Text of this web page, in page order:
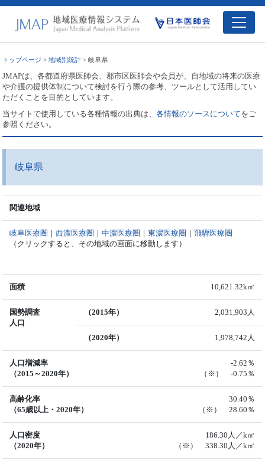
トップページ >地域別統計 > 岐阜県
JMAPは、各都道府県医師会、郡市区医師会や会員が、自地域の将来の医療
や介護の提供体制について検討を行う際の参考、ツールとして活用してい
ただくことを目的としています。
当サイトで使用している各種情報の出典は、各情報のソースについてをご
参照ください。
岐阜県
関連地域
岐阜医療圏 ｜西濃医療圏 ｜中濃医療圏 ｜東濃医療圏 ｜飛騨医療圏
（クリックすると、その地域の画面に移動します）
面積 10,621.32k㎡
国勢調査
人口
（2015年） 2,031,903人
（2020年） 1,978,742人
人口増減率
（2015～2020年）
-2.62％
（※） -0.75％
高齢化率
（65歳以上・2020年）
30.40％
（※） 28.60％
人口密度
（2020年）
186.30人／k㎡
（※） 338.30人／k㎡